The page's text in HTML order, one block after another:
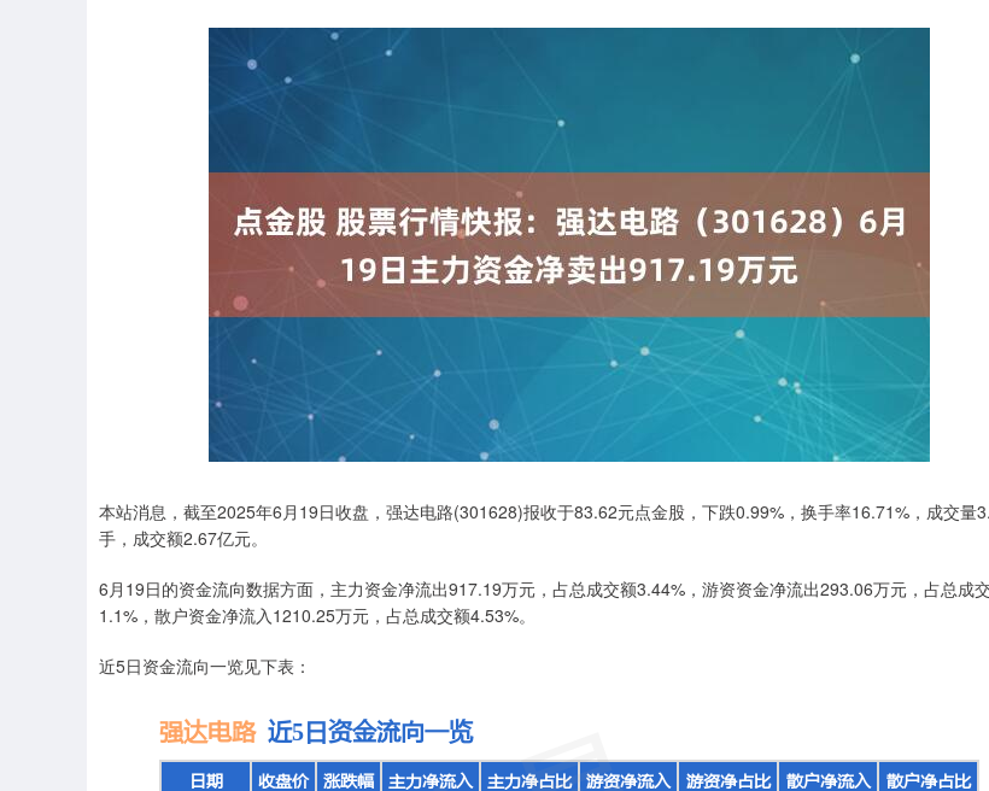
本站消息，截至2025年6月19日收盘，强达电路(301628)报收于83.62元点金股，下跌0.99%，换手率16.71%，成交量
手，成交额2.67亿元。
6月19日的资金流向数据方面，主力资金净流出917.19万元，占总成交额3.44%，游资资金净流出293.06万元，占总成
1.1%，散户资金净流入1210.25万元，占总成交额4.53%。
近5日资金流向一览见下表：
14081.28 -62.93 -0.44% 4638.62 -19.53